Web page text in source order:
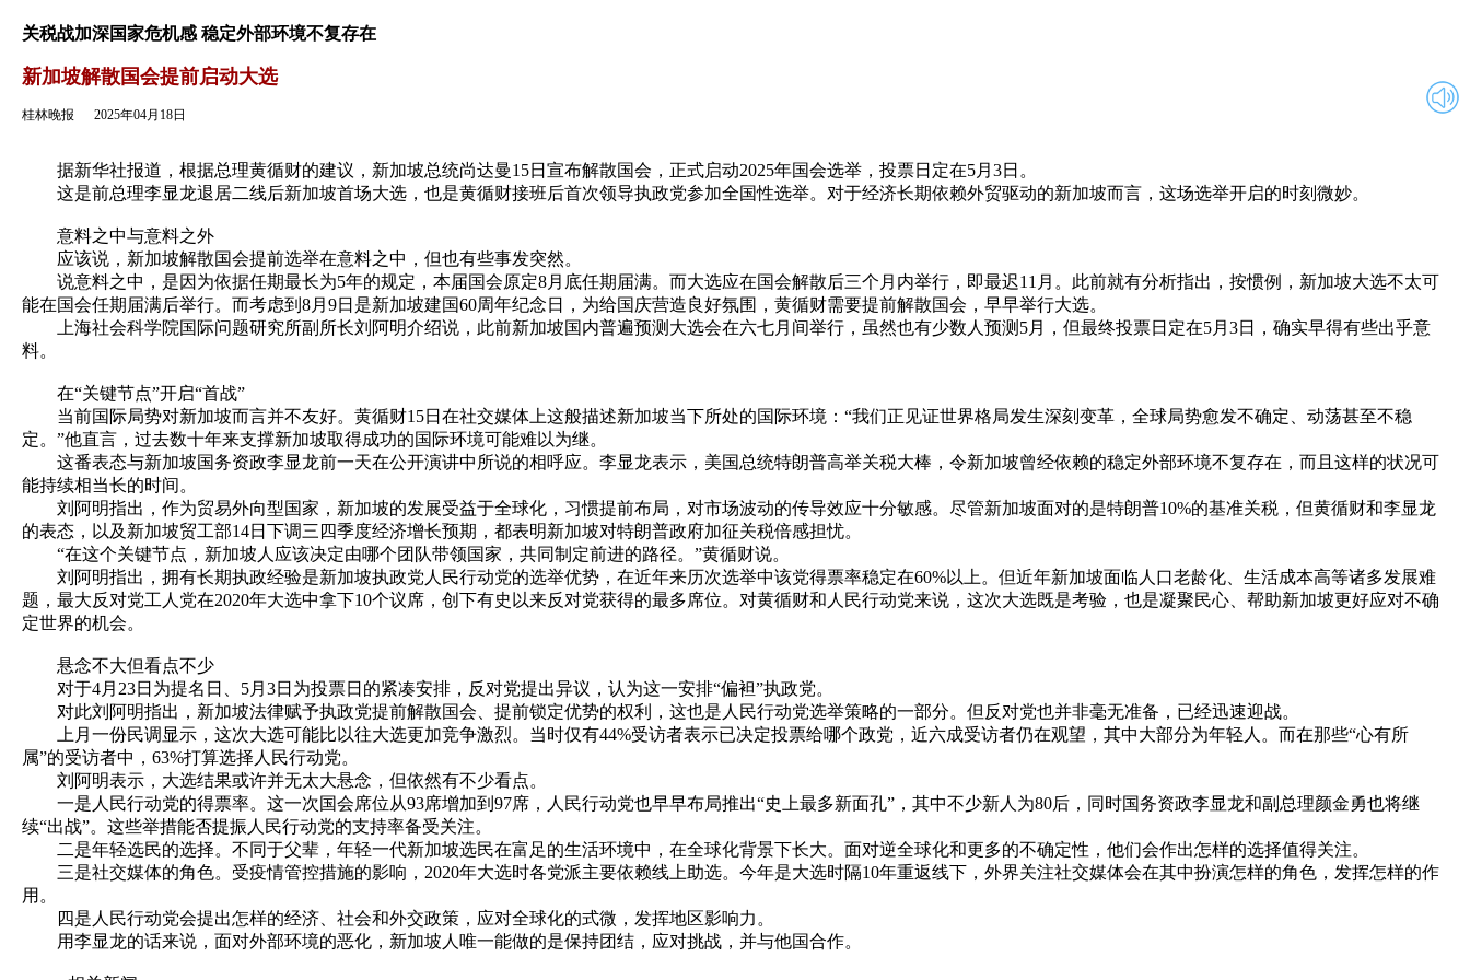
返回
关税战加深国家危机感 稳定外部环境不复存在
新加坡解散国会提前启动大选
桂林晚报 2025年04月18日
据新华社报道，根据总理黄循财的建议，新加坡总统尚达曼15日宣布解散国会，正式启动2025年国会选举，投票日定在5月3日。
这是前总理李显龙退居二线后新加坡首场大选，也是黄循财接班后首次领导执政党参加全国性选举。对于经济长期依赖外贸驱动的新加坡而言，这场选举开启的时刻微妙。
意料之中与意料之外
应该说，新加坡解散国会提前选举在意料之中，但也有些事发突然。
说意料之中，是因为依据任期最长为5年的规定，本届国会原定8月底任期届满。而大选应在国会解散后三个月内举行，即最迟11月。此前就有分析指出，按惯例，新加坡大选不太可
能在国会任期届满后举行。而考虑到8月9日是新加坡建国60周年纪念日，为给国庆营造良好氛围，黄循财需要提前解散国会，早早举行大选。
上海社会科学院国际问题研究所副所长刘阿明介绍说，此前新加坡国内普遍预测大选会在六七月间举行，虽然也有少数人预测5月，但最终投票日定在5月3日，确实早得有些出乎意
料。
在“关键节点”开启“首战”
当前国际局势对新加坡而言并不友好。黄循财15日在社交媒体上这般描述新加坡当下所处的国际环境：“我们正见证世界格局发生深刻变革，全球局势愈发不确定、动荡甚至不稳
定。”他直言，过去数十年来支撑新加坡取得成功的国际环境可能难以为继。
这番表态与新加坡国务资政李显龙前一天在公开演讲中所说的相呼应。李显龙表示，美国总统特朗普高举关税大棒，令新加坡曾经依赖的稳定外部环境不复存在，而且这样的状况可
能持续相当长的时间。
刘阿明指出，作为贸易外向型国家，新加坡的发展受益于全球化，习惯提前布局，对市场波动的传导效应十分敏感。尽管新加坡面对的是特朗普10%的基准关税，但黄循财和李显龙
的表态，以及新加坡贸工部14日下调三四季度经济增长预期，都表明新加坡对特朗普政府加征关税倍感担忧。
“在这个关键节点，新加坡人应该决定由哪个团队带领国家，共同制定前进的路径。”黄循财说。
刘阿明指出，拥有长期执政经验是新加坡执政党人民行动党的选举优势，在近年来历次选举中该党得票率稳定在60%以上。但近年新加坡面临人口老龄化、生活成本高等诸多发展难
题，最大反对党工人党在2020年大选中拿下10个议席，创下有史以来反对党获得的最多席位。对黄循财和人民行动党来说，这次大选既是考验，也是凝聚民心、帮助新加坡更好应对不确
定世界的机会。
悬念不大但看点不少
对于4月23日为提名日、5月3日为投票日的紧凑安排，反对党提出异议，认为这一安排“偏袒”执政党。
对此刘阿明指出，新加坡法律赋予执政党提前解散国会、提前锁定优势的权利，这也是人民行动党选举策略的一部分。但反对党也并非毫无准备，已经迅速迎战。
上月一份民调显示，这次大选可能比以往大选更加竞争激烈。当时仅有44%受访者表示已决定投票给哪个政党，近六成受访者仍在观望，其中大部分为年轻人。而在那些“心有所
属”的受访者中，63%打算选择人民行动党。
刘阿明表示，大选结果或许并无太大悬念，但依然有不少看点。
一是人民行动党的得票率。这一次国会席位从93席增加到97席，人民行动党也早早布局推出“史上最多新面孔”，其中不少新人为80后，同时国务资政李显龙和副总理颜金勇也将继
续“出战”。这些举措能否提振人民行动党的支持率备受关注。
二是年轻选民的选择。不同于父辈，年轻一代新加坡选民在富足的生活环境中，在全球化背景下长大。面对逆全球化和更多的不确定性，他们会作出怎样的选择值得关注。
三是社交媒体的角色。受疫情管控措施的影响，2020年大选时各党派主要依赖线上助选。今年是大选时隔10年重返线下，外界关注社交媒体会在其中扮演怎样的角色，发挥怎样的作
用。
四是人民行动党会提出怎样的经济、社会和外交政策，应对全球化的式微，发挥地区影响力。
用李显龙的话来说，面对外部环境的恶化，新加坡人唯一能做的是保持团结，应对挑战，并与他国合作。